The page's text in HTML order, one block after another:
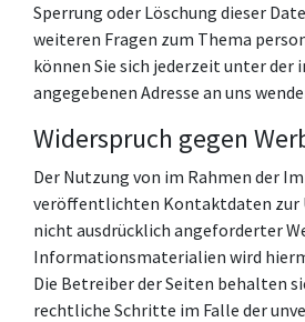
Sperrung oder Löschung dieser
weiteren Fragen zum Thema
können Sie sich jederzeit unter der
angegebenen Adresse an uns
Widerspruch gegen
Der Nutzung von im Rahmen der
veröffentlichten Kontaktdaten zur
nicht ausdrücklich angeforderter
Informationsmaterialien wird
Die Betreiber der Seiten behalten
rechtliche Schritte im Falle der